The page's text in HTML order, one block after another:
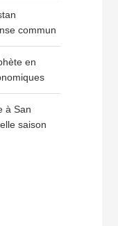
commun
en
à San
saison